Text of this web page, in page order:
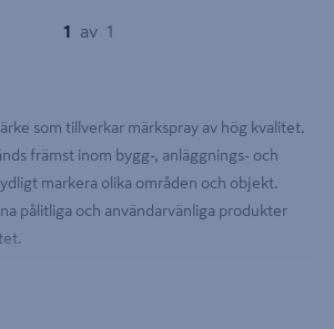
1 av 1
som tillverkar märkspray av hög kvalitet.
främst inom bygg-, anläggnings- och
markera olika områden och objekt.
pålitliga och användarvänliga produkter